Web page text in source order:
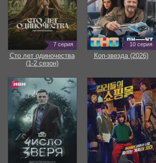
7 серия
Сто лет одиночества
(1-2 сезон)
10 серия
Коп-звезда (2026)